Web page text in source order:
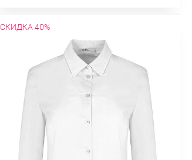
СКИДКА 40%